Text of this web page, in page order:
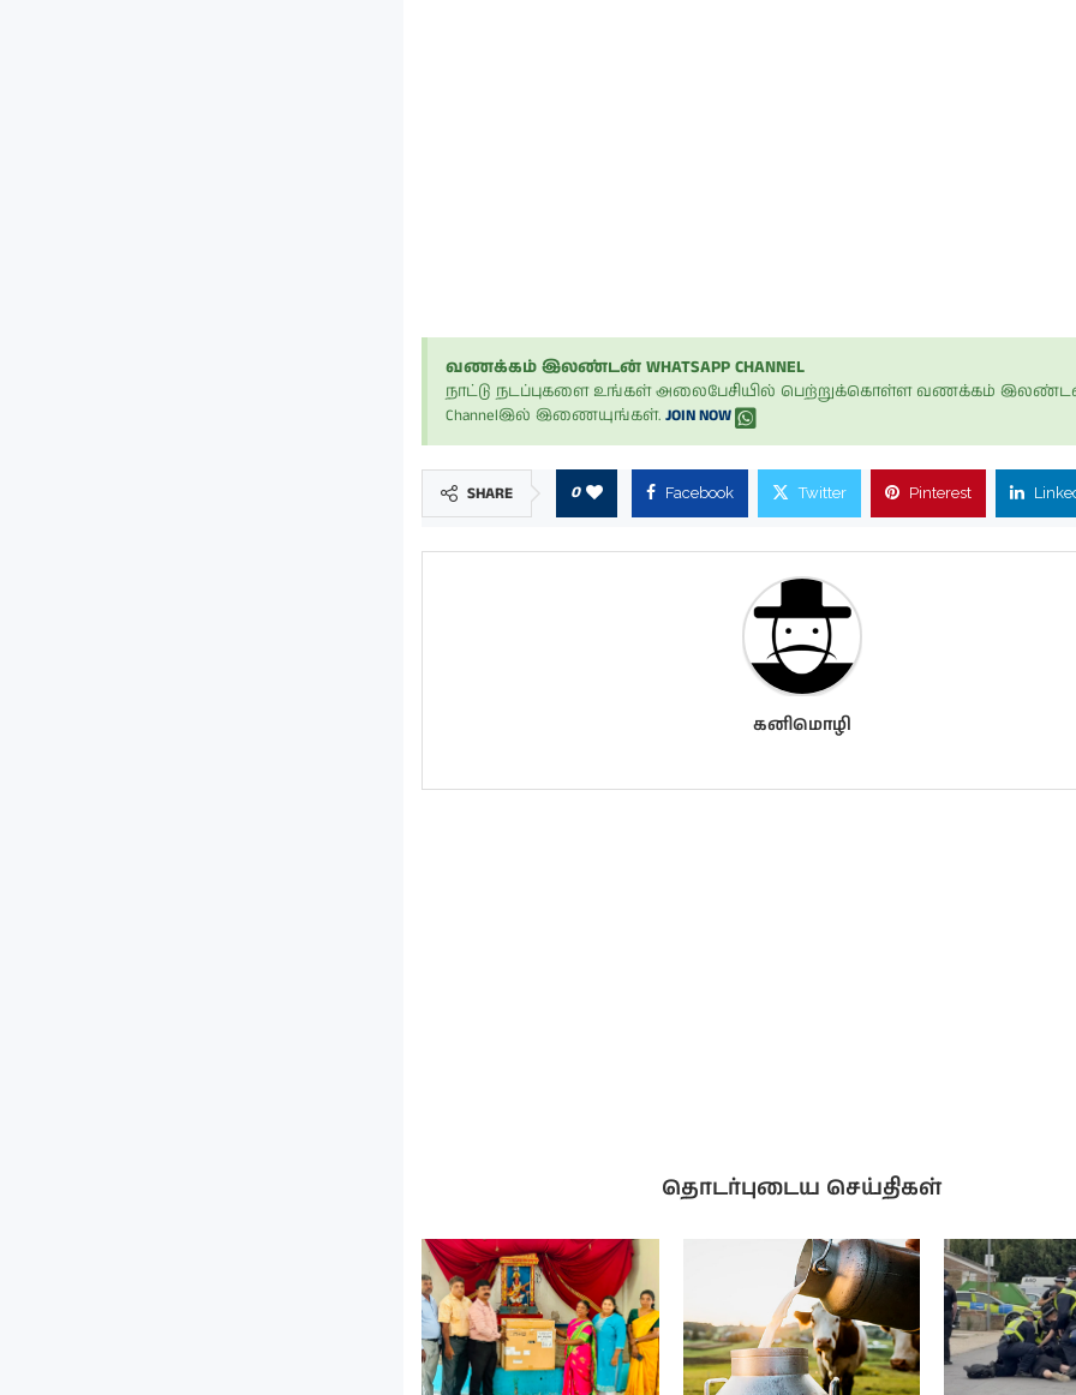
வணக்கம் இலண்டன் WHATSAPP CHANNEL
நாட்டு நடப்புகளை உங்கள் அலைபேசியில் பெற்றுக்கொள்ள வணக்கம் இலண்டன்
Channelஇல் இணையுங்கள். JOIN NOW
SHARE 0 Facebook Twitter Pinterest
கனிமொழி
தொடர்புடைய செய்திகள்